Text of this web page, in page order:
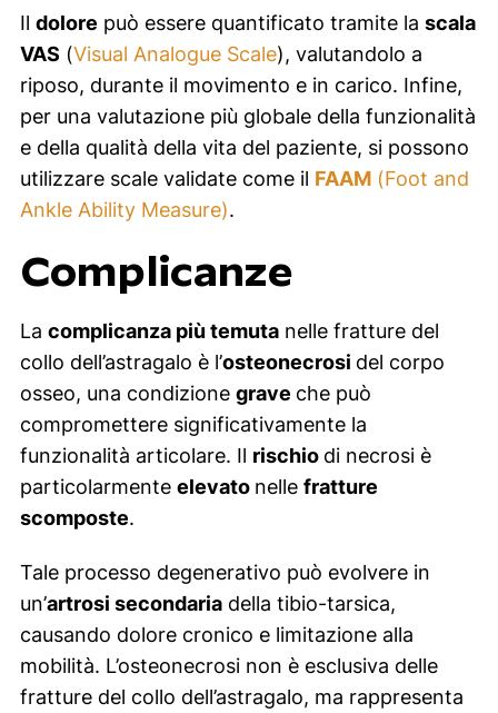
Il dolore può essere quantificato tramite la scala
VAS (Visual Analogue Scale), valutandolo a
riposo, durante il movimento e in carico. Infine,
per una valutazione più globale della funzionalità
e della qualità della vita del paziente, si possono
utilizzare scale validate come il FAAM(Foot and
Ankle Ability Measure).
Complicanze
La complicanza più temutanelle fratture del
collo dell’astragalo è l’osteonecrosi del corpo
osseo, una condizione grave che può
compromettere significativamente la
funzionalità articolare. Il rischio di necrosi è
particolarmente elevato nelle fratture
scomposte.
Tale processo degenerativo può evolvere in
un’artrosi secondariadella tibio-tarsica,
causando dolore cronico e limitazione alla
mobilità. L’osteonecrosi non è esclusiva delle
fratture del collo dell’astragalo, ma rappresenta